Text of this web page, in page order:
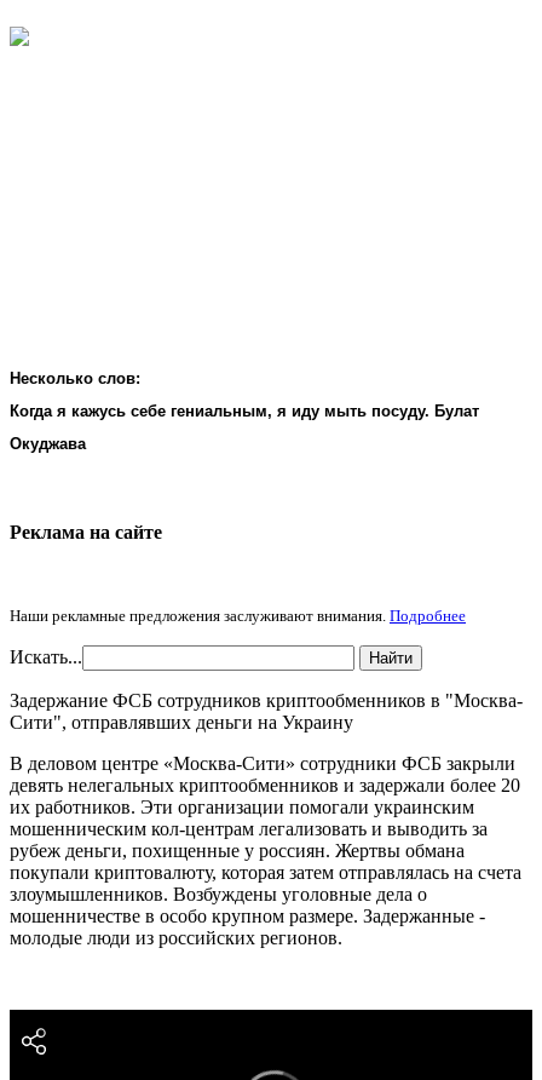
Несколько слов:
Когда я кажусь себе гениальным, я иду мыть посуду. Булат
Окуджава
Реклама на cайте
Наши рекламные предложения заслуживают внимания. Подробнее
Искать... Найти
Задержание ФСБ сотрудников криптообменников в "Москва-
Сити", отправлявших деньги на Украину
В деловом центре «Москва-Сити» сотрудники ФСБ закрыли
девять нелегальных криптообменников и задержали более 20
их работников. Эти организации помогали украинским
мошенническим кол-центрам легализовать и выводить за
рубеж деньги, похищенные у россиян. Жертвы обмана
покупали криптовалюту, которая затем отправлялась на счета
злоумышленников. Возбуждены уголовные дела о
мошенничестве в особо крупном размере. Задержанные -
молодые люди из российских регионов.